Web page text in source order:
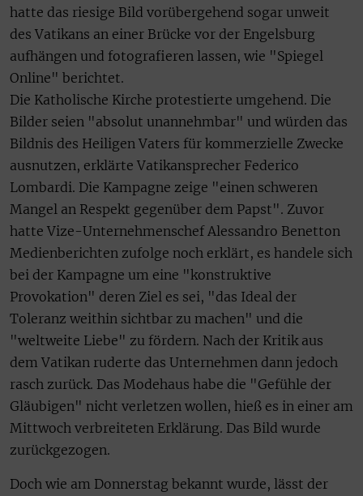
hatte das riesige Bild vorübergehend sogar unweit
des Vatikans an einer Brücke vor der Engelsburg
aufhängen und fotografieren lassen, wie "Spiegel
Online" berichtet.
Die Katholische Kirche protestierte umgehend. Die
Bilder seien "absolut unannehmbar" und würden das
Bildnis des Heiligen Vaters für kommerzielle Zwecke
ausnutzen, erklärte Vatikansprecher Federico
Lombardi. Die Kampagne zeige "einen schweren
Mangel an Respekt gegenüber dem Papst". Zuvor
hatte Vize-Unternehmenschef Alessandro Benetton
Medienberichten zufolge noch erklärt, es handele sich
bei der Kampagne um eine "konstruktive
Provokation" deren Ziel es sei, "das Ideal der
Toleranz weithin sichtbar zu machen" und die
"weltweite Liebe" zu fördern. Nach der Kritik aus
dem Vatikan ruderte das Unternehmen dann jedoch
rasch zurück. Das Modehaus habe die "Gefühle der
Gläubigen" nicht verletzen wollen, hieß es in einer am
Mittwoch verbreiteten Erklärung. Das Bild wurde
zurückgezogen.
Doch wie am Donnerstag bekannt wurde, lässt der